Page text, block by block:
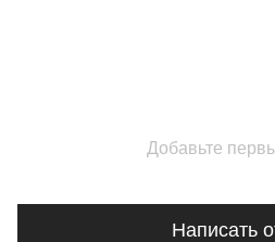
Добавьте
Написать